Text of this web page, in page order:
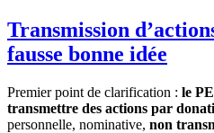
Transmission
fausse bonne idée
Premier point de clarification : le
transmettre des actions par
personnelle, nominative, non